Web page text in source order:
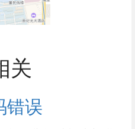
关
错误